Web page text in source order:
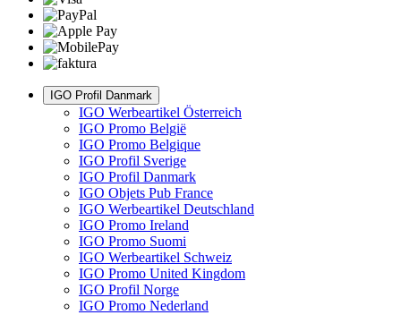
IGO Profil Danmark
IGO Werbeartikel Österreich
IGO Promo België
IGO Promo Belgique
IGO Profil Sverige
IGO Profil Danmark
IGO Objets Pub France
IGO Werbeartikel Deutschland
IGO Promo Ireland
IGO Promo Suomi
IGO Werbeartikel Schweiz
IGO Promo United Kingdom
IGO Profil Norge
IGO Promo Nederland